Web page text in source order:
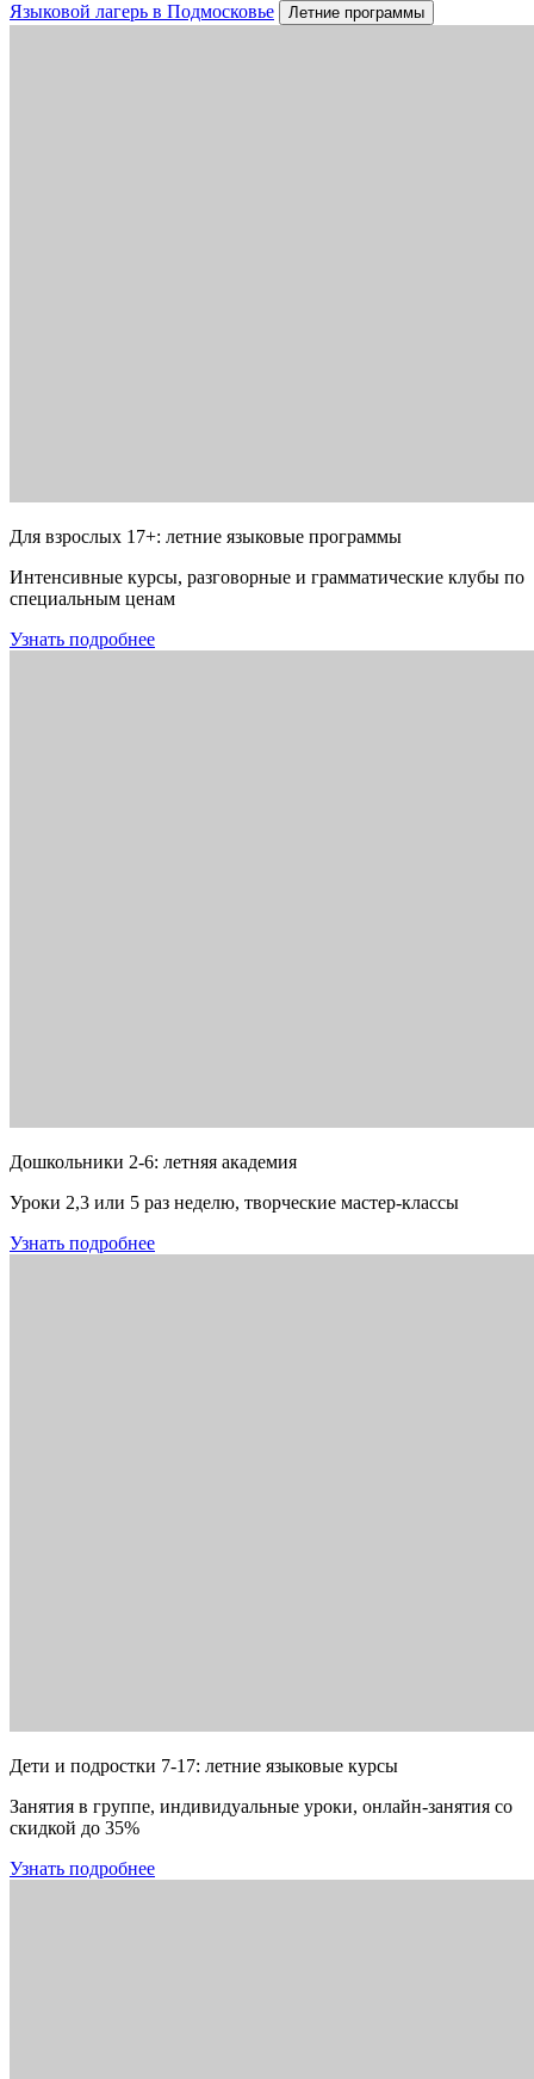
Языковой лагерь в Подмосковье
Летние программы
Для взрослых 17+: летние языковые программы
Интенсивные курсы, разговорные и грамматические клубы по
специальным ценам
Узнать подробнее
Дошкольники 2-6: летняя академия
Уроки 2,3 или 5 раз неделю, творческие мастер-классы
Узнать подробнее
Дети и подростки 7-17: летние языковые курсы
Занятия в группе, индивидуальные уроки, онлайн-занятия со
скидкой до 35%
Узнать подробнее